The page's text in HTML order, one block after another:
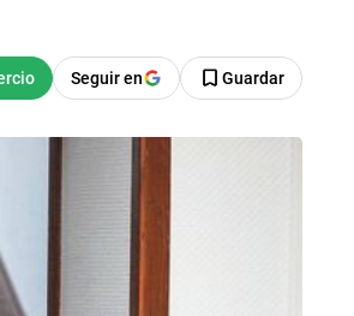
Seguir en Guardar